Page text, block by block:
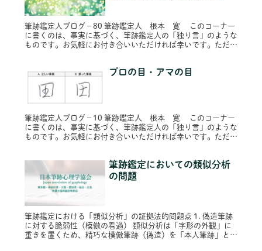
筆跡鑑定人ブログ－80 筆跡鑑定人 根本 寛 このコーナー
に書くのは、事実に基づく、筆跡鑑定人の「独り言」のような
ものです。お気軽にお付き合いいただければ幸いです。ただ
プロの目・アマの目
筆跡鑑定人ブログ－10 筆跡鑑定人 根本 寛 このコーナー
に書くのは、事実に基づく、筆跡鑑定人の「独り言」のような
ものです。お気軽にお付き合いいただければ幸いです。ただ
筆跡鑑定においての類似分析
の問題
筆跡鑑定における「類似分析」の証拠法的問題点 1. 偽造筆跡
に対する脆弱性（模倣の看過） 類似分析は「字形の外観」に
重きを置くため、精巧な模倣筆跡（偽造）を「本人筆跡」と誤